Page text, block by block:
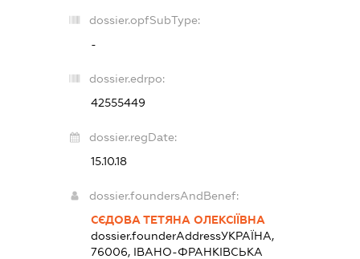
dossier.opfSubType:
-
dossier.edrpo:
42555449
dossier.regDate:
15.10.18
dossier.foundersAndBenef:
СЄДОВА ТЕТЯНА ОЛЕКСІЇВНА
dossier.founderAddressУКРАЇНА,
76006, ІВАНО-ФРАНКІВСЬКА